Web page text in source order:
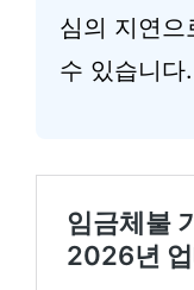
심의 지연으
수 있습니다.